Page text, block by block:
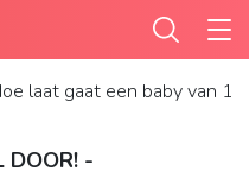
laat gaat een baby van
DOOR! -